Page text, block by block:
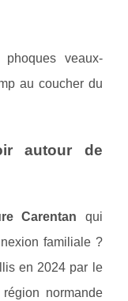
veaux-
au coucher du
autour de
Carentan qui
familiale ?
en 2024 par le
normande